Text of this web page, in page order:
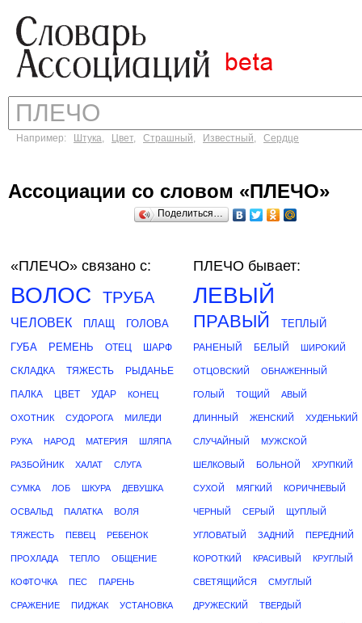
Например: Штука, Цвет, Страшный, Известный, Сердце
Ассоциации со словом «ПЛЕЧО»
Поделиться…
«ПЛЕЧО» связано с:
ВОЛОС ТРУБА
ЧЕЛОВЕК ПЛАЩ
ГОЛОВА
ГУБА
РЕМЕНЬ ОТЕЦ ШАРФ
СКЛАДКА ТЯЖЕСТЬ РЫДАНЬЕ
ПАЛКА ЦВЕТ УДАР КОНЕЦ
ОХОТНИК СУДОРОГА МИЛЕДИ
РУКА НАРОД МАТЕРИЯ ШЛЯПА
РАЗБОЙНИК ХАЛАТ СЛУГА
СУМКА ЛОБ ШКУРА ДЕВУШКА
ОСВАЛЬД ПАЛАТКА ВОЛЯ
ТЯЖЕСТЬ ПЕВЕЦ РЕБЕНОК
ПРОХЛАДА ТЕПЛО ОБЩЕНИЕ
КОФТОЧКА ПЕС ПАРЕНЬ
СРАЖЕНИЕ ПИДЖАК УСТАНОВКА
ПЛЕЧО бывает:
ЛЕВЫЙ
ПРАВЫЙ ТЕПЛЫЙ
РАНЕНЫЙ БЕЛЫЙ ШИРОКИЙ
ОТЦОВСКИЙ ОБНАЖЕННЫЙ
ГОЛЫЙ ТОЩИЙ АВЫЙ
ДЛИННЫЙ ЖЕНСКИЙ ХУДЕНЬКИЙ
СЛУЧАЙНЫЙ МУЖСКОЙ
ШЕЛКОВЫЙ БОЛЬНОЙ ХРУПКИЙ
СУХОЙ МЯГКИЙ КОРИЧНЕВЫЙ
ЧЕРНЫЙ СЕРЫЙ ЩУПЛЫЙ
УГЛОВАТЫЙ ЗАДНИЙ ПЕРЕДНИЙ
КОРОТКИЙ КРАСИВЫЙ КРУГЛЫЙ
СВЕТЯЩИЙСЯ СМУГЛЫЙ
ДРУЖЕСКИЙ ТВЕРДЫЙ